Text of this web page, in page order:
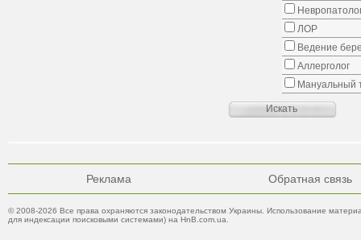
ЛОР
Ведение
Аллерголог
Мануальный
Реклама Обратная связь
© 2008-2026 Все права охраняются законодательством Украины. Использование
для индексации поисковыми системами) на HnB.com.ua.